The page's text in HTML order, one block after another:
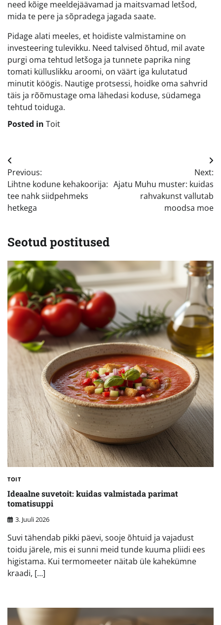
need kõige meeldejäävamad ja maitsvamad letšod,
mida te pere ja sõpradega jagada saate.
Pidage alati meeles, et hoidiste valmistamine on
investeering tulevikku. Need talvised õhtud, mil avate
purgi oma tehtud letšoga ja tunnete paprika ning
tomati külluslikku aroomi, on väärt iga kulutatud
minutit köögis. Nautige protsessi, hoidke oma sahvrid
täis ja rõõmustage oma lähedasi koduse, südamega
tehtud toiduga.
Posted in Toit
Navigeerimine
Previous:
Lihtne kodune kehakoorija:
tee nahk siidpehmeks
hetkega
Next:
Ajatu Muhu muster: kuidas
rahvakunst vallutab
moodsa moe
Seotud postitused
TOIT
Ideaalne suvetoit: kuidas valmistada parimat
tomatisuppi
3. Juuli 2026
Suvi tähendab pikki päevi, sooje õhtuid ja vajadust
toidu järele, mis ei sunni meid tunde kuuma pliidi ees
higistama. Kui termomeeter näitab üle kahekümne
kraadi, […]